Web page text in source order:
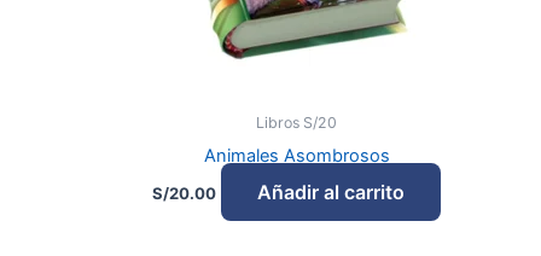
Libros S/20
Animales Asombrosos
S/20.00 Añadir al carrito